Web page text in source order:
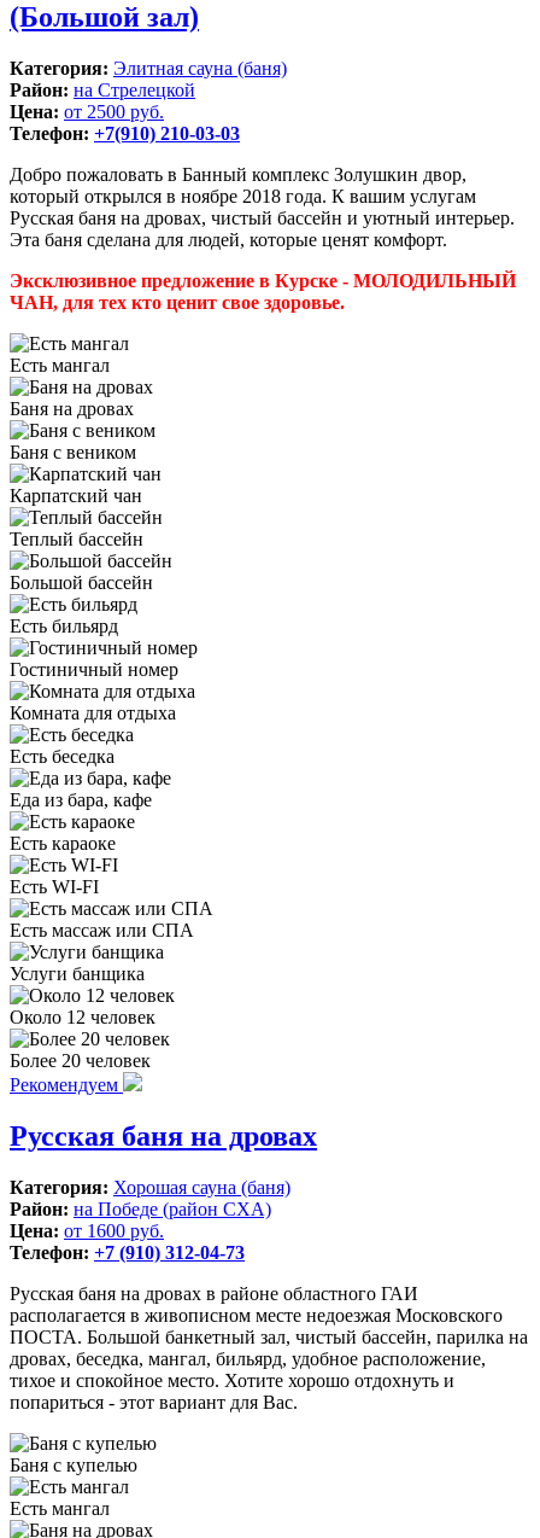
(Большой зал)
Категория: Элитная сауна (баня)
Район: на Стрелецкой
Цена: от 2500 руб.
Телефон: +7(910) 210-03-03
Добро пожаловать в Банный комплекс Золушкин двор,
который открылся в ноябре 2018 года. К вашим услугам
Русская баня на дровах, чистый бассейн и уютный интерьер.
Эта баня сделана для людей, которые ценят комфорт.
Эксклюзивное предложение в Курске - МОЛОДИЛЬНЫЙ
ЧАН, для тех кто ценит свое здоровье.
Есть мангал
Баня на дровах
Баня с веником
Карпатский чан
Теплый бассейн
Большой бассейн
Есть бильярд
Гостиничный номер
Комната для отдыха
Есть беседка
Еда из бара, кафе
Есть караоке
Есть WI-FI
Есть массаж или СПА
Услуги банщика
Около 12 человек
Более 20 человек
Рекомендуем
Русская баня на дровах
Категория: Хорошая сауна (баня)
Район: на Победе (район СХА)
Цена: от 1600 руб.
Телефон: +7 (910) 312-04-73
Русская баня на дровах в районе областного ГАИ
располагается в живописном месте недоезжая Московского
ПОСТА. Большой банкетный зал, чистый бассейн, парилка на
дровах, беседка, мангал, бильярд, удобное расположение,
тихое и спокойное место. Хотите хорошо отдохнуть и
попариться - этот вариант для Вас.
Баня с купелью
Есть мангал